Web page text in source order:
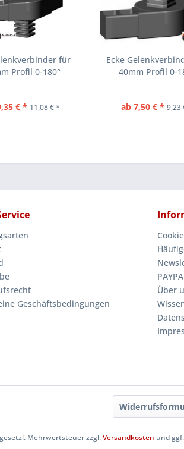
für
Profil 0-180°
€ * 11,08 € *
Ecke
40mm Profil 0-
ab 7,50 € * 9,23
Geschäftsbedingungen
Über
Mehrwertsteuer zzgl.Versandkosten und